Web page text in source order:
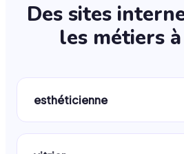
Des sites
les métiers à
esthéticienne